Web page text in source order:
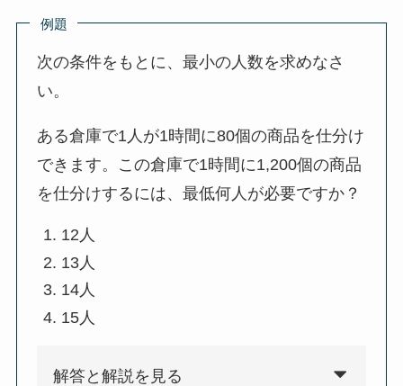
例題
次の条件をもとに、最小の人数を求めなさ
い。
ある倉庫で1人が1時間に80個の商品を仕分け
できます。この倉庫で1時間に1,200個の商品
を仕分けするには、最低何人が必要ですか？
12人
13人
14人
15人
解答と解説を見る